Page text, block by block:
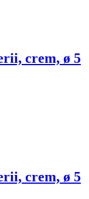
crem, ø 5
crem, ø 5